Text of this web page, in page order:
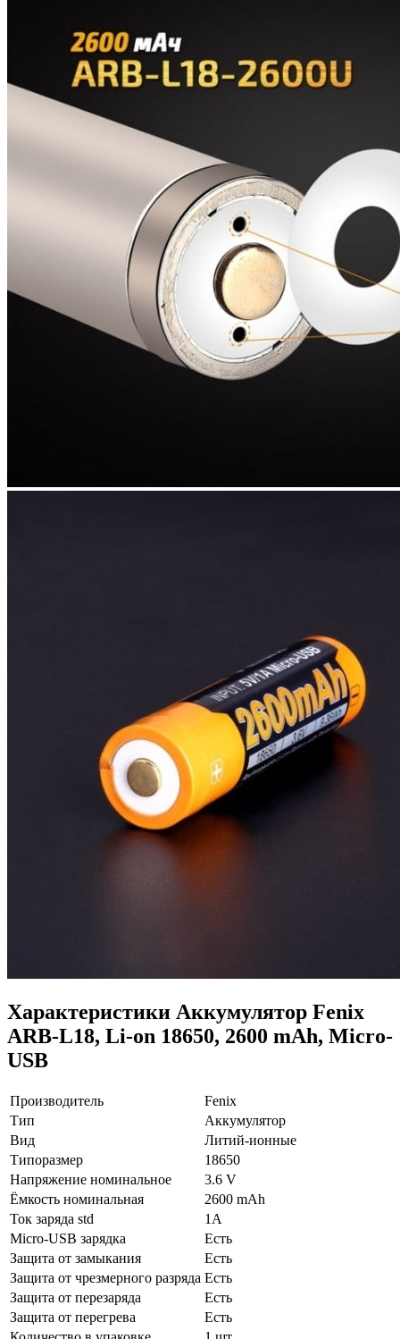
Характеристики Аккумулятор Fenix
ARB-L18, Li-on 18650, 2600 mAh, Micro-
USB
Производитель
Fenix
Тип
Аккумулятор
Вид
Литий-ионные
Типоразмер
18650
Напряжение номинальное
3.6 V
Ёмкость номинальная
2600 mAh
Ток заряда std
1A
Micro-USB зарядка
Есть
Защита от замыкания
Есть
Защита от чрезмерного разряда Есть
Защита от перезаряда
Есть
Защита от перегрева
Есть